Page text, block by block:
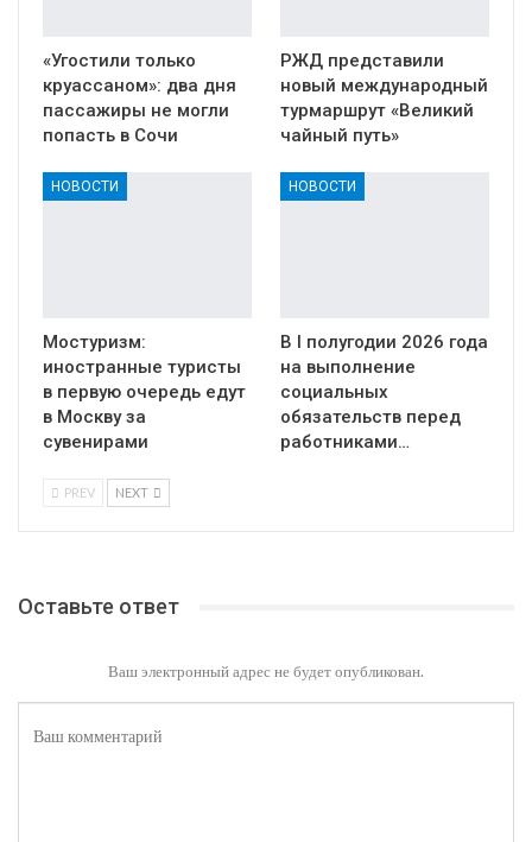
«Угостили только
круассаном»: два дня
пассажиры не могли
попасть в Сочи
РЖД представили
новый международный
турмаршрут «Великий
чайный путь»
НОВОСТИ
Мостуризм:
иностранные туристы
в первую очередь едут
в Москву за
сувенирами
НОВОСТИ
В I полугодии 2026 года
на выполнение
социальных
обязательств перед
работниками…
PREV NEXT
Оставьте ответ
Ваш электронный адрес не будет опубликован.